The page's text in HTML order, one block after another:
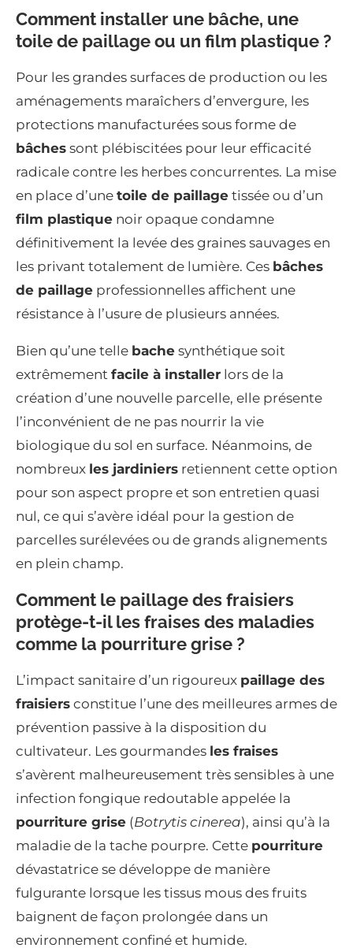
Comment installer une bâche, une
toile de paillage ou un film plastique ?
Pour les grandes surfaces de production ou les
aménagements maraîchers d’envergure, les
protections manufacturées sous forme de
bâches sont plébiscitées pour leur efficacité
radicale contre les herbes concurrentes. La mise
en place d’une toile de paillage tissée ou d’un
film plastique noir opaque condamne
définitivement la levée des graines sauvages en
les privant totalement de lumière. Ces bâches
de paillage professionnelles affichent une
résistance à l’usure de plusieurs années.
Bien qu’une telle bache synthétique soit
extrêmement facile à installer lors de la
création d’une nouvelle parcelle, elle présente
l’inconvénient de ne pas nourrir la vie
biologique du sol en surface. Néanmoins, de
nombreux les jardiniers retiennent cette option
pour son aspect propre et son entretien quasi
nul, ce qui s’avère idéal pour la gestion de
parcelles surélevées ou de grands alignements
en plein champ.
Comment le paillage des fraisiers
protège-t-il les fraises des maladies
comme la pourriture grise ?
L’impact sanitaire d’un rigoureux paillage des
fraisiers constitue l’une des meilleures armes de
prévention passive à la disposition du
cultivateur. Les gourmandes les fraises
s’avèrent malheureusement très sensibles à une
infection fongique redoutable appelée la
pourriture grise (Botrytis cinerea), ainsi qu’à la
maladie de la tache pourpre. Cette pourriture
dévastatrice se développe de manière
fulgurante lorsque les tissus mous des fruits
baignent de façon prolongée dans un
environnement confiné et humide.